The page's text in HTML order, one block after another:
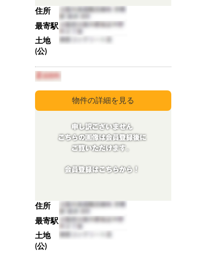
住所
最寄駅
土地
(公)
住所
最寄駅
土地
(公)